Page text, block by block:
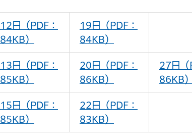
12日（PDF：
84KB）
19日（PDF：
84KB）
13日（PDF：
85KB）
20日（PDF：
86KB）
27日（
86KB）
15日（PDF：
85KB）
22日（PDF：
83KB）